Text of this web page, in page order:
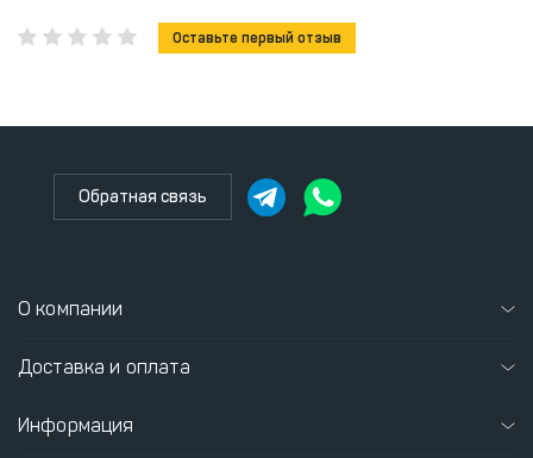
Оставьте первый отзыв
Обратная связь
О компании
Доставка и оплата
Информация